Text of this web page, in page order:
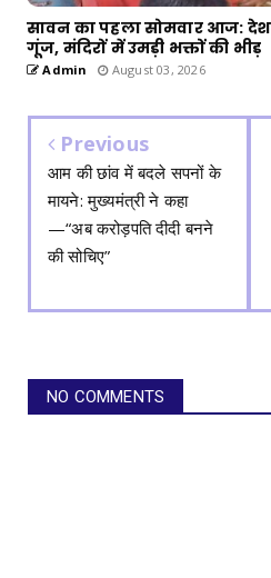
सावन का पहला सोमवार आज:
गूंज, मंदिरों में उमड़ी भक्तों की भीड़
Admin August 03, 2026
Previous
आम की छांव में बदले सपनों के
मायने: मुख्यमंत्री ने कहा
—“अब करोड़पति दीदी बनने
की सोचिए”
NO COMMENTS